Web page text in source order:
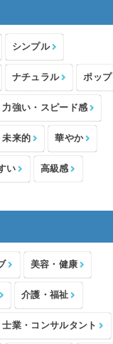
シンプル
ナチュラル ポップ
力強い・スピード感
未来的 華やか
い 高級感
美容・健康
介護・福祉
士業・コンサルタント